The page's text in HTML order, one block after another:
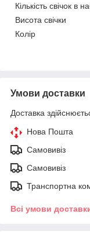
Кількість свічок в
Висота свічки
Колір
Умови доставки
Доставка
Нова Пошта
Самовивіз
Самовивіз
Транспортна
Всі умови